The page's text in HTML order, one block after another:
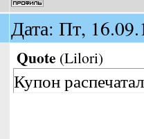
Дата: Пт,
Quote (Lilori)
Купон